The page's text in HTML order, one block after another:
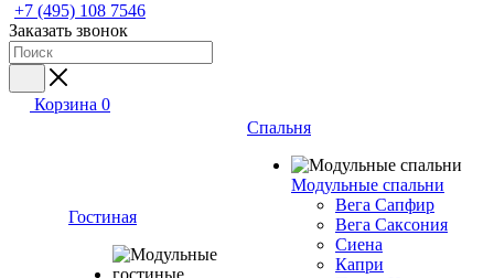
+7 (495) 108 7546
Заказать звонок
Корзина 0
Гостиная
Спальня
Модульные спальни
Вега Сапфир
Вега Саксония
Сиена
Капри